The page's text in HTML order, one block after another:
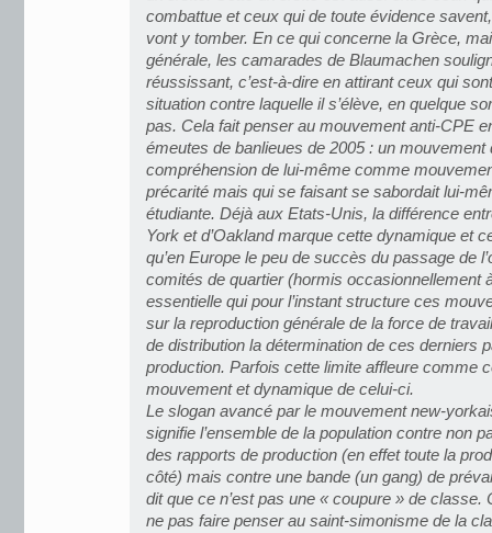
combattue et ceux qui de toute évidence
vont y tomber. En ce qui concerne la Grèce,
générale, les camarades de Blaumachen
réussissant, c’est-à-dire en attirant ceux qui
situation contre laquelle il s’élève, en quelque
pas. Cela fait penser au mouvement anti-CPE
émeutes de banlieues de 2005 : un mouvement
compréhension de lui-même comme
précarité mais qui se faisant se sabordait lui-
étudiante. Déjà aux Etats-Unis, la différence
York et d’Oakland marque cette dynamique et
qu’en Europe le peu de succès du passage de
comités de quartier (hormis occasionnellement
essentielle qui pour l’instant structure ces
sur la reproduction générale de la force de
de distribution la détermination de ces derniers
production. Parfois cette limite affleure comme
mouvement et dynamique de celui-ci.
Le slogan avancé par le mouvement new-
signifie l’ensemble de la population contre non
des rapports de production (en effet toute la
côté) mais contre une bande (un gang) de
dit que ce n’est pas une « coupure » de classe.
ne pas faire penser au saint-simonisme de la